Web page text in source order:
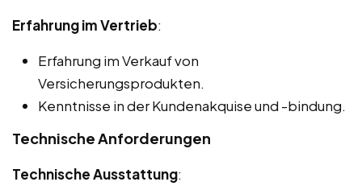
Erfahrung im Vertrieb:
Erfahrung im Verkauf von
Versicherungsprodukten.
Kenntnisse in der Kundenakquise und -bindung.
Technische Anforderungen
Technische Ausstattung: